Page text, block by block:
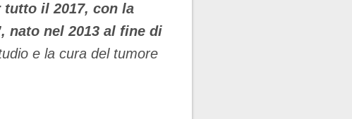
tutto il 2017, con la
nato nel 2013 al fine di
e la cura del tumore